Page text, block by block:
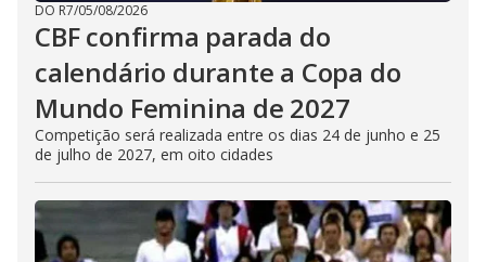
DO R7/05/08/2026
CBF confirma parada do
calendário durante a Copa do
Mundo Feminina de 2027
Competição será realizada entre os dias 24 de junho e 25
de julho de 2027, em oito cidades